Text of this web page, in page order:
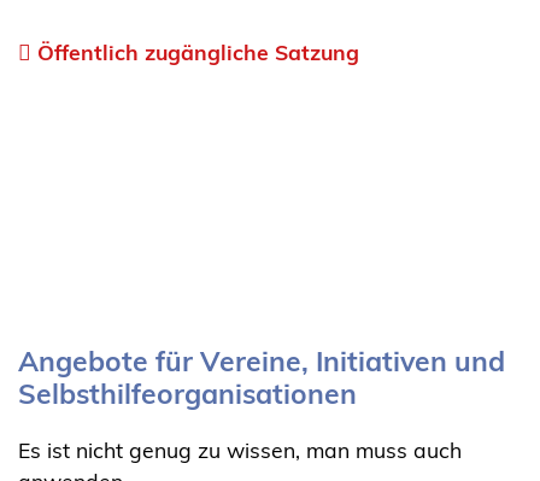
Öffentlich zugängliche Satzung
Angebote für Vereine, Initiativen und
Selbsthilfeorganisationen
Es ist nicht genug zu wissen, man muss auch